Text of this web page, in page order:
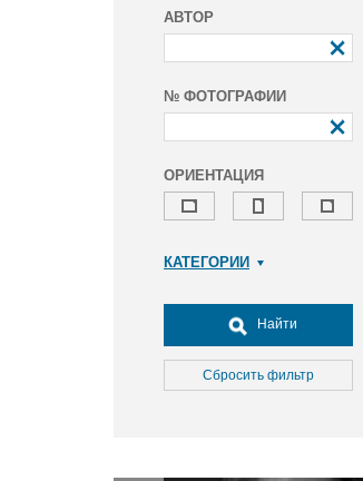
АВТОР
№ ФОТОГРАФИИ
ОРИЕНТАЦИЯ
КАТЕГОРИИ
Досуг, туризм и отдых
Культура
Медицина
Найти
Сбросить фильтр